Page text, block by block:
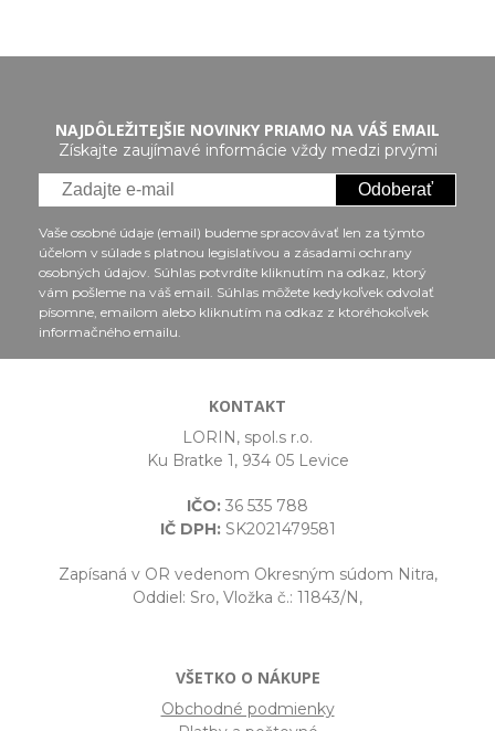
NAJDÔLEŽITEJŠIE NOVINKY PRIAMO NA VÁŠ EMAIL
Získajte zaujímavé informácie vždy medzi prvými
Odoberať
Vaše osobné údaje (email) budeme spracovávať len za týmto
účelom v súlade s platnou legislatívou a zásadami ochrany
osobných údajov. Súhlas potvrdíte kliknutím na odkaz, ktorý
vám pošleme na váš email. Súhlas môžete kedykoľvek odvolať
písomne, emailom alebo kliknutím na odkaz z ktoréhokoľvek
informačného emailu.
KONTAKT
LORIN, spol.s r.o.
Ku Bratke 1, 934 05 Levice
IČO: 36 535 788
IČ DPH:SK2021479581
Zapísaná v OR vedenom Okresným súdom Nitra,
Oddiel: Sro, Vložka č.: 11843/N,
VŠETKO O NÁKUPE
Obchodné podmienky